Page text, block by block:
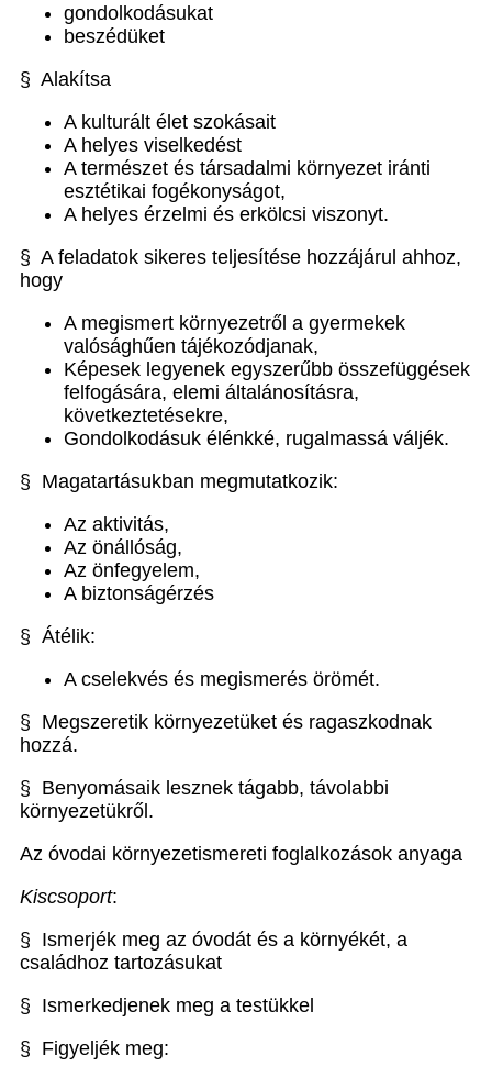
gondolkodásukat
beszédüket
§ Alakítsa
A kulturált élet szokásait
A helyes viselkedést
A természet és társadalmi környezet iránti
esztétikai fogékonyságot,
A helyes érzelmi és erkölcsi viszonyt.
§ A feladatok sikeres teljesítése hozzájárul ahhoz,
hogy
A megismert környezetről a gyermekek
valósághűen tájékozódjanak,
Képesek legyenek egyszerűbb összefüggések
felfogására, elemi általánosításra,
következtetésekre,
Gondolkodásuk élénkké, rugalmassá váljék.
§ Magatartásukban megmutatkozik:
Az aktivitás,
Az önállóság,
Az önfegyelem,
A biztonságérzés
§ Átélik:
A cselekvés és megismerés örömét.
§ Megszeretik környezetüket és ragaszkodnak
hozzá.
§ Benyomásaik lesznek tágabb, távolabbi
környezetükről.
Az óvodai környezetismereti foglalkozások anyaga
Kiscsoport:
§ Ismerjék meg az óvodát és a környékét, a
családhoz tartozásukat
§ Ismerkedjenek meg a testükkel
§ Figyeljék meg: